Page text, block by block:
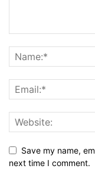
Save my name,
next time I comment.